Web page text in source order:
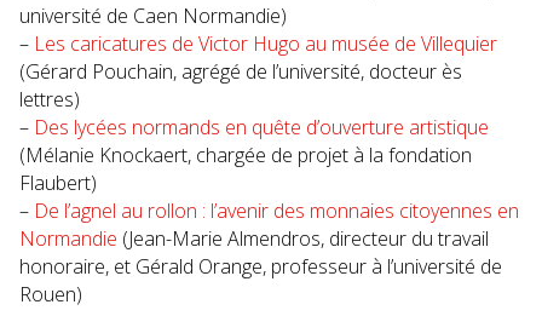
université de Caen Normandie)
– Les caricatures de Victor Hugo au musée de Villequier
(Gérard Pouchain, agrégé de l’université, docteur ès
lettres)
– Des lycées normands en quête d’ouverture artistique
(Mélanie Knockaert, chargée de projet à la fondation
Flaubert)
– De l’agnel au rollon : l’avenir des monnaies citoyennes en
Normandie (Jean-Marie Almendros, directeur du travail
honoraire, et Gérald Orange, professeur à l’université de
Rouen)